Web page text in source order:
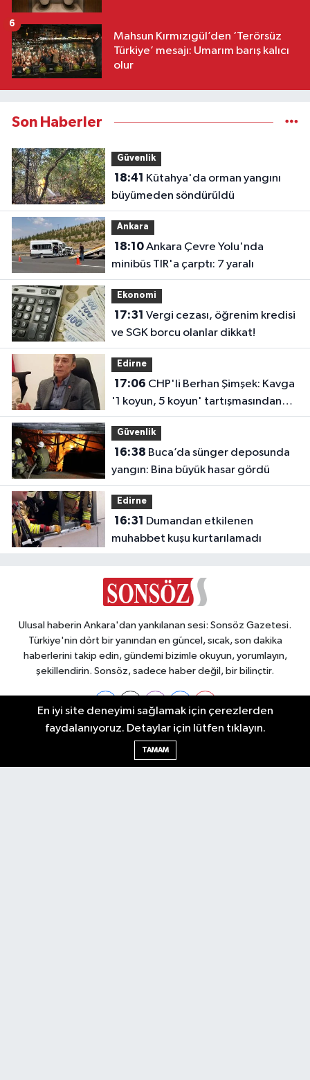
Mahsun Kırmızıgül’den ‘Terörsüz
Türkiye’ mesajı: Umarım barış kalıcı
olur
6
Son Haberler
Güvenlik
18:41
büyümeden söndürüldü
Ankara
18:10Ankara Çevre Yolu'nda
minibüs TIR'a çarptı: 7 yaralı
Ekonomi
17:31
ve SGK borcu olanlar dikkat!
Edirne
17:06
'1 koyun, 5 koyun' tartışmasından
çıktı
Güvenlik
16:38
yangın: Bina büyük hasar gördü
Edirne
16:31
muhabbet kuşu kurtarılamadı
Ulusal haberin Ankara'dan yankılanan sesi: Sonsöz Gazetesi.
Türkiye'nin dört bir yanından en güncel, sıcak, son dakika
haberlerini takip edin, gündemi bizimle okuyun, yorumlayın,
şekillendirin. Sonsöz, sadece haber değil, bir bilinçtir.
Ankara Nöbetçi Eczaneler
En iyi site deneyimi sağlamak için çerezlerden
faydalanıyoruz. Detaylar için lütfen tıklayın.
TAMAM